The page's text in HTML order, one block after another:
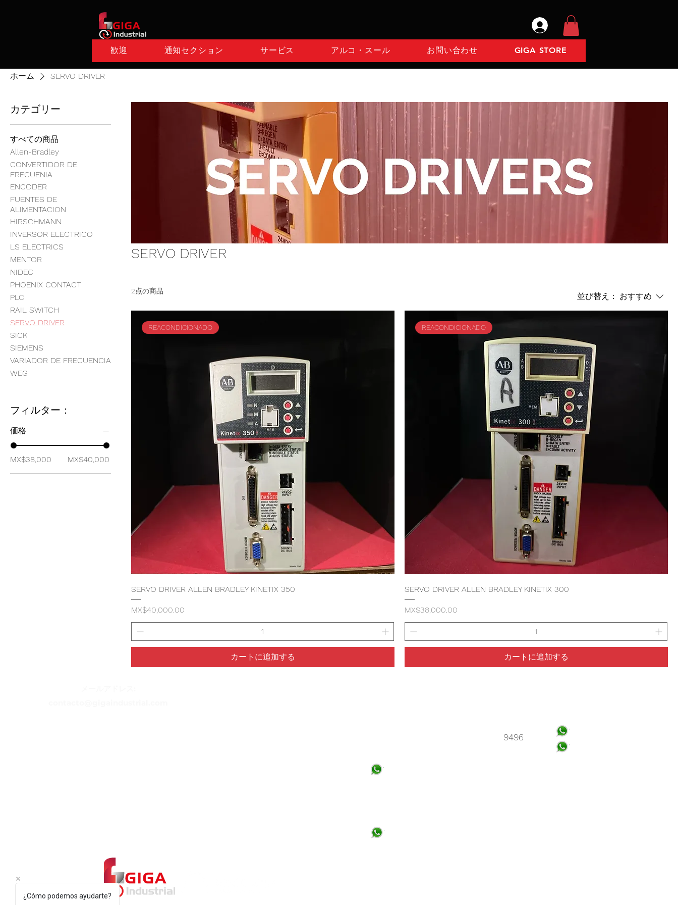
歓迎 通知セクション サービス アルコ・スール お問い合わせ GIGA STORE
ホーム SERVO DRIVER
カテゴリー
すべての商品
Allen-Bradley
CONVERTIDOR DE
FRECUENIA
ENCODER
FUENTES DE
ALIMENTACION
HIRSCHMANN
INVERSOR ELECTRICO
LS ELECTRICS
MENTOR
NIDEC
PHOENIX CONTACT
PLC
RAIL SWITCH
SERVO DRIVER
SICK
SIEMENS
VARIADOR DE FRECUENCIA
WEG
フィルター：
価格
MX$38,000 MX$40,000
SERVO DRIVER
2点の商品
並び替え： おすすめ
REACONDICIONADO
SERVO DRIVER ALLEN BRADLEY KINETIX 350
価格
MX$40,000.00
カートに追加する
REACONDICIONADO
SERVO DRIVER ALLEN BRADLEY KINETIX 300
価格
MX$38,000.00
カートに追加する
Los Tepetates Boulevard Corner、
9496
¿Cómo podemos ayudarte?